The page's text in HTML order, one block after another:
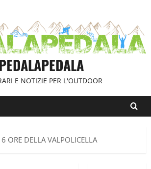
E NOTIZIE PER L'OUTDOOR
6 ORE DELLA VALPOLICELLA